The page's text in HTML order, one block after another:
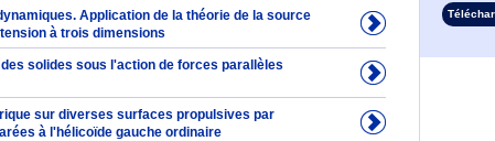
Application de la théorie de la source
à trois dimensions
solides sous l'action de forces parallèles
sur diverses surfaces propulsives par
à l'hélicoïde gauche ordinaire
1968
1954